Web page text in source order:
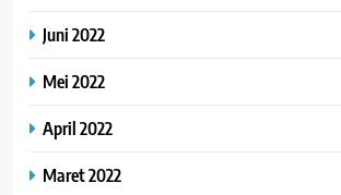
Juni 2022
Mei 2022
April 2022
Maret 2022